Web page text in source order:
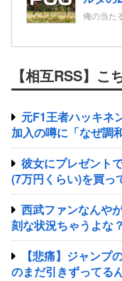
情報
俺の当た
【相互RSS】こ
元F1王者ハッキネ
加入の噂に「なぜ調
彼女にプレゼント
(7万円くらい)を買
たプレゼントの写真
がひ西武ファンなんや
刻な状況ちゃうよな？
【悲痛】ジャンプ
のまだ引きずってる